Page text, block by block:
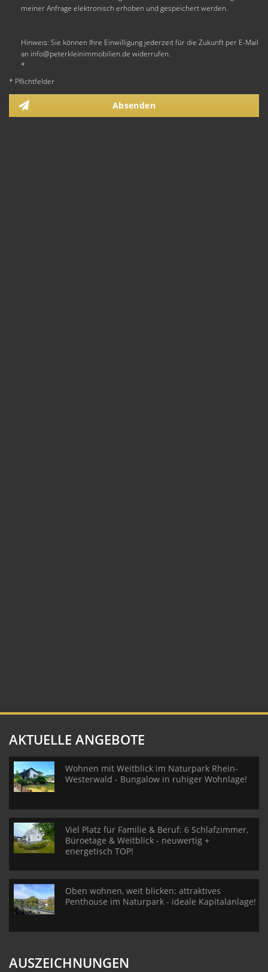
meiner Anfrage elektronisch erhoben und gespeichert werden.
Hinweis: Sie können Ihre Einwilligung jederzeit für die Zukunft per E-Mail
an info@peterkleinimmobilien.de widerrufen.
*
* Pflichtfelder
Absenden
AKTUELLE ANGEBOTE
Wohnen mit Weitblick im Naturpark Rhein-
Westerwald - Bungalow in ruhiger Wohnlage!
Viel Platz für Familie & Beruf: 6 Schlafzimmer,
Büroetage & Weitblick - neuwertig +
energetisch TOP!
Oben wohnen, weit blicken: attraktives
Penthouse im Naturpark - ideale Kapitalanlage!
AUSZEICHNUNGEN